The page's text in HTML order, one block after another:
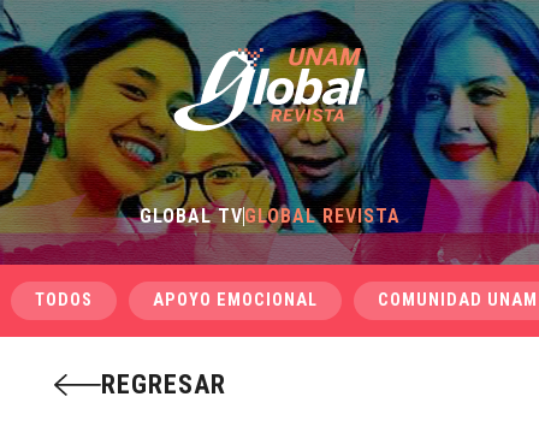
GLOBAL TVGLOBAL REVISTA
TODOS APOYO EMOCIONAL COMUNIDAD UNAM
REGRESAR